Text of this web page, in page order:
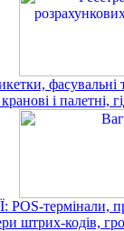
фасувальні
і палетні,
термінали,
штрих-кодів,